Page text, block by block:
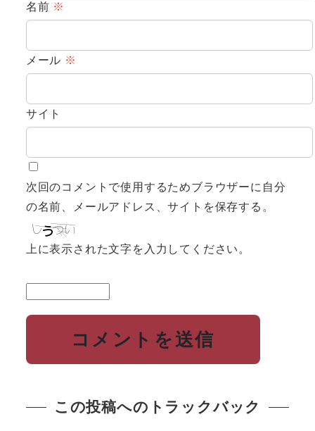
名前 ※
メール ※
サイト
次回のコメントで使用するためブラウザーに自分
の名前、メールアドレス、サイトを保存する。
上に表示された文字を入力してください。
この投稿へのトラックバック